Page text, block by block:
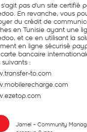
s'agit pas d'un site certifié
En revanche, vous
du crédit de
en Tunisie ayant une
et ce en utilisant la
en ligne sécurisé
bancaire
suivants :
to.com
Jamel - Community